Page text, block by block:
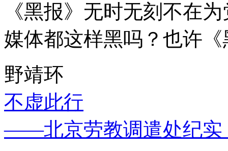
《黑报》无时无刻不在
媒体都这样黑吗？也许
野靖环
不虚此行
——北京劳教调遣处纪实